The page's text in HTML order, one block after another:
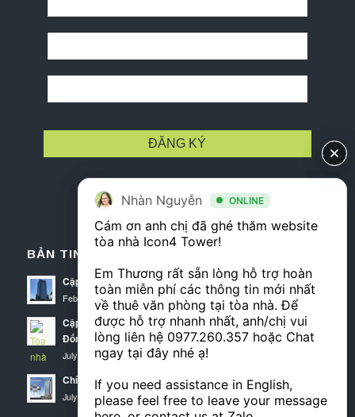
BẢN TIN ICON4 TOWER
Cập nhật diện tích trống tháng 3 tại Icon4 Tower
February 25, 2020 - 7:09 am
Cập nhật thông tin cho thuê văn phòng Icon4 Tower quận
Đống Đa
July 25, 2019 - 4:13 am
Chính sách thuê văn phòng Icon 4 Tower
July 10, 2019 - 10:32 am
Nhàn Nguyễn ONLINE
Cám ơn anh chị đã ghé thăm website
tòa nhà Icon4 Tower!
Em Thương rất sẵn lòng hỗ trợ hoàn
toàn miễn phí các thông tin mới nhất
về thuê văn phòng tại tòa nhà. Để
được hỗ trợ nhanh nhất, anh/chị vui
lòng liên hệ 0977.260.357 hoặc Chat
ngay tại đây nhé ạ!
If you need assistance in English,
please feel free to leave your message
Nhàn Nguyễn ONLINE
Cám ơn anh chị đã ghé thăm website
tòa nhà Icon4 Tower!
Em Thương rất sẵn lòng hỗ trợ hoàn
toàn miễn phí các thông tin mới nhất
về thuê văn phòng tại tòa nhà. Để
được hỗ trợ nhanh nhất, anh/chị vui
lòng liên hệ 0977.260.357 hoặc Chat
ngay tại đây nhé ạ!
If you need assistance in English,
please feel free to leave your message